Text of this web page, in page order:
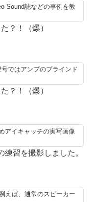
Sound誌などの事例を教
？！（爆）
ではアンプのブラインド
？！（爆）
アイキャッチの実写画像
習を撮影しました。
えば、通常のスピーカー